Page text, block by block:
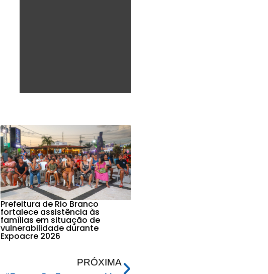
Prefeitura de Rio Branco
fortalece assistência às
famílias em situação de
vulnerabilidade durante
Expoacre 2026
PRÓXIMA